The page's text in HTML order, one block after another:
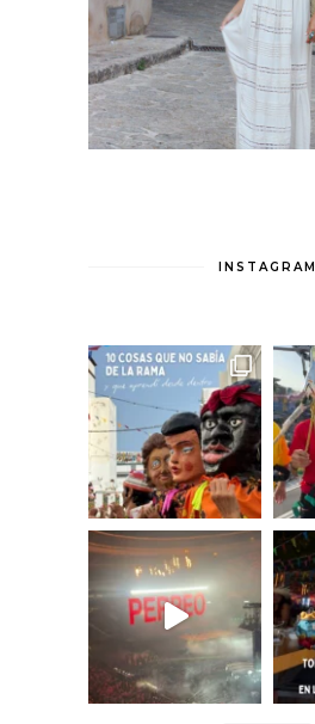
INSTAGRAM